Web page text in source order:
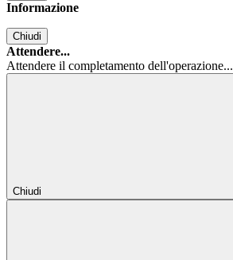
Informazione
Chiudi
Attendere...
Attendere il completamento dell'operazione...
Chiudi